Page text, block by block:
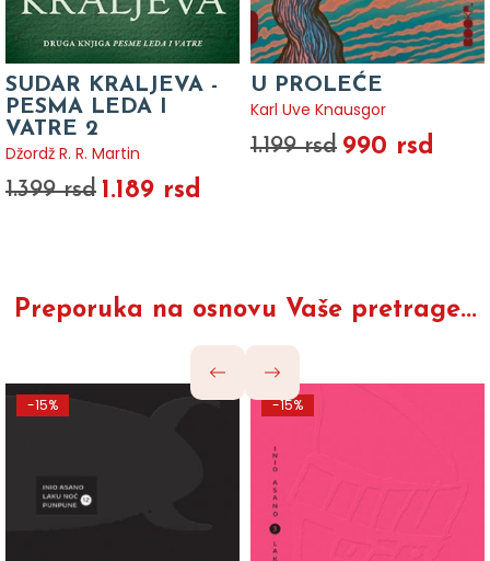
SUDAR KRALJEVA -
PESMA LEDA I
VATRE 2
Džordž R. R. Martin
1.399 rsd 1.189 rsd
U PROLEĆE
Karl Uve Knausgor
1.199 rsd 990 rsd
Preporuka na osnovu Vaše pretrage...
-15% -15%